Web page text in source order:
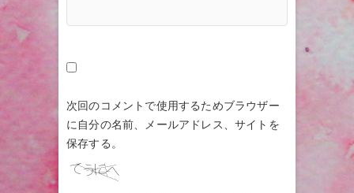
次回のコメントで使用するためブラウザー
に自分の名前、メールアドレス、サイトを
保存する。